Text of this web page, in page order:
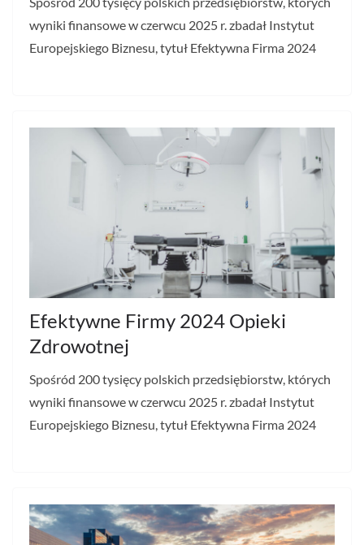
wyniki finansowe w czerwcu 2025 r. zbadał Instytut
Europejskiego Biznesu, tytuł Efektywna Firma 2024
Efektywne Firmy 2024 Opieki
Zdrowotnej
Spośród 200 tysięcy polskich przedsiębiorstw, których
wyniki finansowe w czerwcu 2025 r. zbadał Instytut
Europejskiego Biznesu, tytuł Efektywna Firma 2024